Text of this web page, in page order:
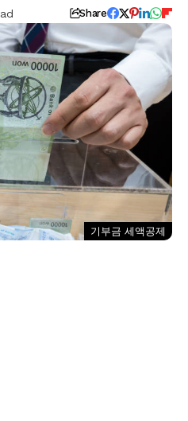
Share
기부금 세액공제